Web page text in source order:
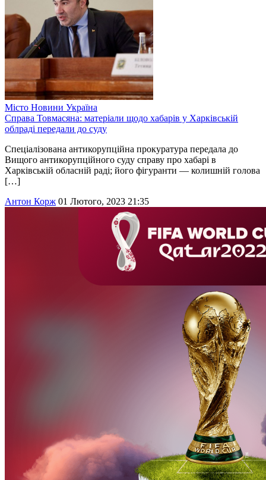
Місто Новини Україна
Справа Товмасяна: матеріали щодо хабарів у Харківській
облраді передали до суду
Спеціалізована антикорупційна прокуратура передала до
Вищого антикорупційного суду справу про хабарі в
Харківській обласній раді; його фігуранти — колишній голова
[…]
Антон Корж 01 Лютого, 2023 21:35